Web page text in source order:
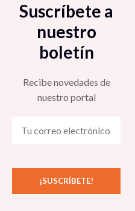
Suscríbete a
nuestro
boletín
Recibe novedades de
nuestro portal